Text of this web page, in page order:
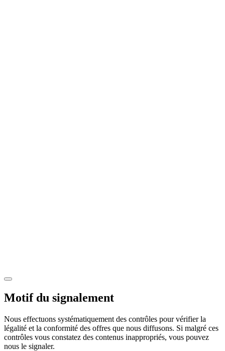
Motif du signalement
Nous effectuons systématiquement des contrôles pour vérifier la
légalité et la conformité des offres que nous diffusons. Si malgré ces
contrôles vous constatez des contenus inappropriés, vous pouvez
nous le signaler.